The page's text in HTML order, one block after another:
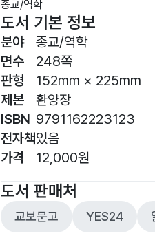
종교/역학
도서 기본 정보
분야
면수
판형
제본
ISBN
전자책
가격
종교/역학
248쪽
152mm × 225mm
환양장
9791162223123
있음
12,000원
도서 판매처
교보문고 YES24